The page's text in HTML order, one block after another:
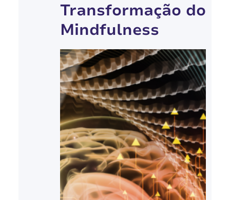
seus mecanismos de ação e a
influência…
Transformação do
Mindfulness